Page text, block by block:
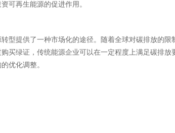
可再生能源的促进作用。
型提供了一种市场化的途径。随着全球对碳排放的限
买绿证，传统能源企业可以在一定程度上满足碳排放
优化调整。